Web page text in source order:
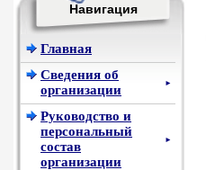
Навигация
Главная
Сведения об
организации
►
Руководство и
персональный
состав
организации
►